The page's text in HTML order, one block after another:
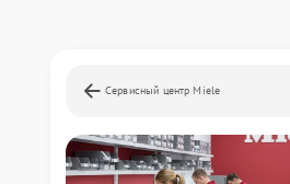
Сервисный центр Miele